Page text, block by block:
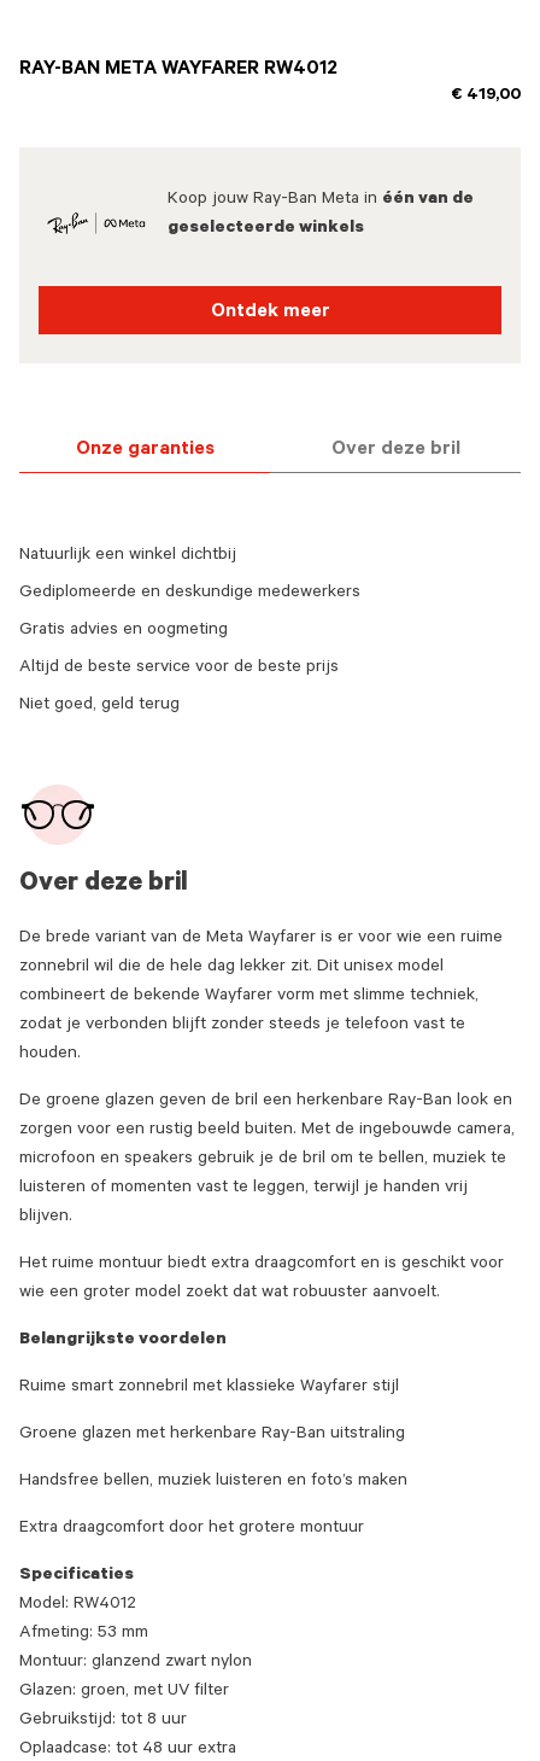
RAY-BAN META WAYFARER RW4012
€ 419,00
Koop jouw Ray-Ban Meta in één van de
geselecteerde winkels
Ontdek meer
Onze garanties Over deze bril
Over deze bril
De brede variant van de Meta Wayfarer is er voor wie een ruime
zonnebril wil die de hele dag lekker zit. Dit unisex model
combineert de bekende Wayfarer vorm met slimme techniek,
zodat je verbonden blijft zonder steeds je telefoon vast te
houden.
De groene glazen geven de bril een herkenbare Ray-Ban look en
zorgen voor een rustig beeld buiten. Met de ingebouwde camera,
microfoon en speakers gebruik je de bril om te bellen, muziek te
luisteren of momenten vast te leggen, terwijl je handen vrij
blijven.
Het ruime montuur biedt extra draagcomfort en is geschikt voor
wie een groter model zoekt dat wat robuuster aanvoelt.
Belangrijkste voordelen
Ruime smart zonnebril met klassieke Wayfarer stijl
Groene glazen met herkenbare Ray-Ban uitstraling
Handsfree bellen, muziek luisteren en foto’s maken
Extra draagcomfort door het grotere montuur
Specificaties
Model: RW4012
Afmeting: 53 mm
Montuur: glanzend zwart nylon
Glazen: groen, met UV filter
Gebruikstijd: tot 8 uur
Oplaadcase: tot 48 uur extra
Natuurlijk een winkel dichtbij
Gediplomeerde en deskundige medewerkers
Gratis advies en oogmeting
Altijd de beste service voor de beste prijs
Niet goed, geld terug